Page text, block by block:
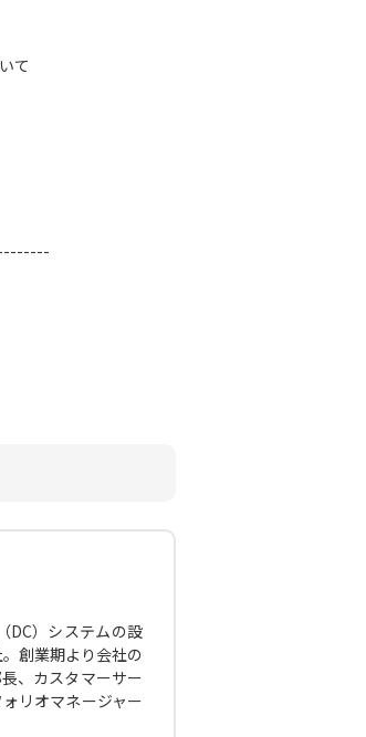
て
DC）システムの設
創業期より会社の
、カスタマーサー
リオマネージャー